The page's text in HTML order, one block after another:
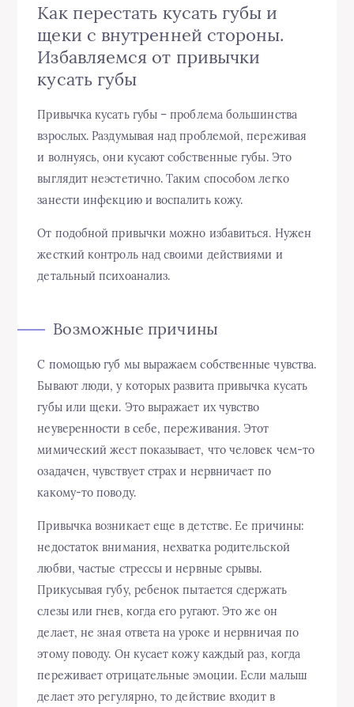
Как перестать кусать губы и
щеки с внутренней стороны.
Избавляемся от привычки
кусать губы
Привычка кусать губы – проблема большинства
взрослых. Раздумывая над проблемой, переживая
и волнуясь, они кусают собственные губы. Это
выглядит неэстетично. Таким способом легко
занести инфекцию и воспалить кожу.
От подобной привычки можно избавиться. Нужен
жесткий контроль над своими действиями и
детальный психоанализ.
Возможные причины
С помощью губ мы выражаем собственные чувства.
Бывают люди, у которых развита привычка кусать
губы или щеки. Это выражает их чувство
неуверенности в себе, переживания. Этот
мимический жест показывает, что человек чем-то
озадачен, чувствует страх и нервничает по
какому-то поводу.
Привычка возникает еще в детстве. Ее причины:
недостаток внимания, нехватка родительской
любви, частые стрессы и нервные срывы.
Прикусывая губу, ребенок пытается сдержать
слезы или гнев, когда его ругают. Это же он
делает, не зная ответа на уроке и нервничая по
этому поводу. Он кусает кожу каждый раз, когда
переживает отрицательные эмоции. Если малыш
делает это регулярно, то действие входит в